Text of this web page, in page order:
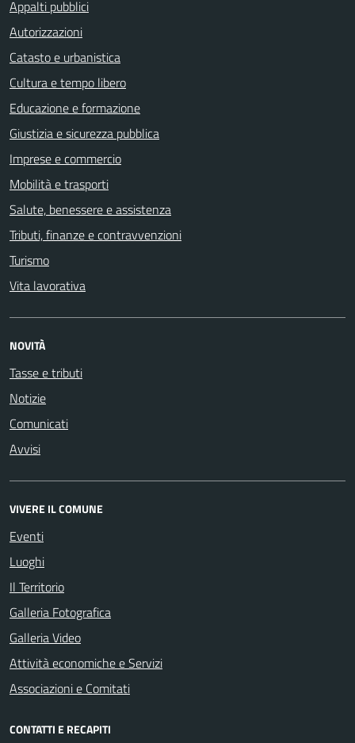
Appalti pubblici
Autorizzazioni
Catasto e urbanistica
Cultura e tempo libero
Educazione e formazione
Giustizia e sicurezza pubblica
Imprese e commercio
Mobilità e trasporti
Salute, benessere e assistenza
Tributi, finanze e contravvenzioni
Turismo
Vita lavorativa
NOVITÀ
Tasse e tributi
Notizie
Comunicati
Avvisi
VIVERE IL COMUNE
Eventi
Luoghi
Il Territorio
Galleria Fotografica
Galleria Video
Attività economiche e Servizi
Associazioni e Comitati
CONTATTI E RECAPITI